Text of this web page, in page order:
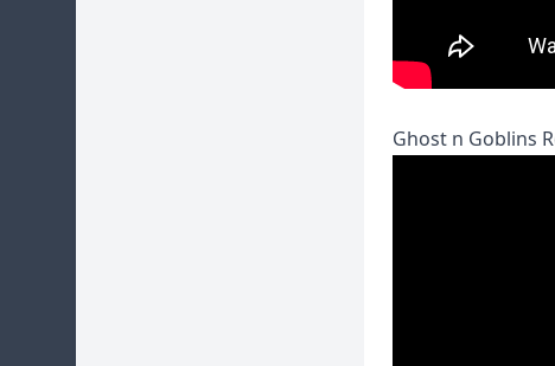
Ghost n Goblins